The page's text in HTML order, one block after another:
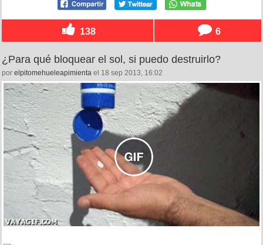
138 6
¿Para qué bloquear el sol, si puedo destruirlo?
por elpitomehueleapimienta el 18 sep 2013, 16:02